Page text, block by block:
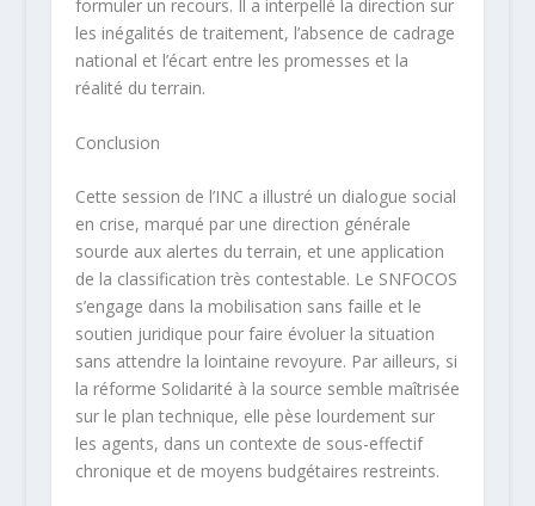
formuler un recours. Il a interpellé la direction sur
les inégalités de traitement, l’absence de cadrage
national et l’écart entre les promesses et la
réalité du terrain.
Conclusion
Cette session de l’INC a illustré un dialogue social
en crise, marqué par une direction générale
sourde aux alertes du terrain, et une application
de la classification très contestable. Le SNFOCOS
s’engage dans la mobilisation sans faille et le
soutien juridique pour faire évoluer la situation
sans attendre la lointaine revoyure. Par ailleurs, si
la réforme Solidarité à la source semble maîtrisée
sur le plan technique, elle pèse lourdement sur
les agents, dans un contexte de sous-effectif
chronique et de moyens budgétaires restreints.